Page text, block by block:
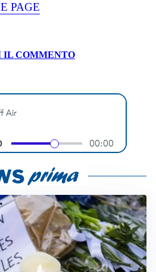
PAGE
IL COMMENTO